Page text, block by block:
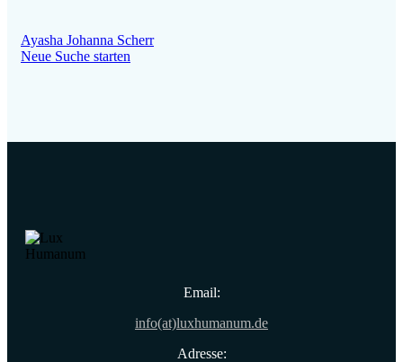
Ayasha Johanna Scherr
Neue Suche starten
Email:
info(at)luxhumanum.de
Adresse: